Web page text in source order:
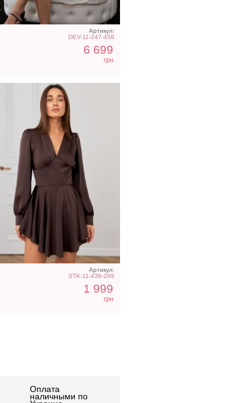
Артикул:
DEV-11-247-458
6 699
грн
Артикул:
STK-11-436-289
1 999
грн
Оплата
наличными по